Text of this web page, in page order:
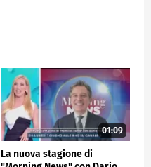
01:09
La nuova stagione di